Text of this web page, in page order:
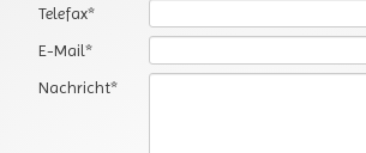
Pflichtfeld
Telefax*
Pflichtfeld
E-Mail*
Pflichtfeld
Nachricht*